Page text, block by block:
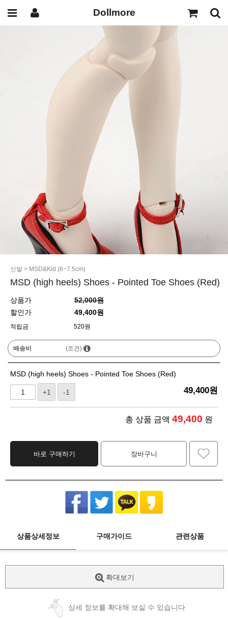
Dollmore
신발 > MSD&Kid (6~7.5cm)
MSD (high heels) Shoes - Pointed Toe Shoes (Red)
상품가
52,000원
할인가
49,400원
적립금 520원
배송비 (조건)
MSD (high heels) Shoes - Pointed Toe Shoes (Red)
+1 -1 49,400원
총 상품 금액 49,400 원
바로 구매하기 장바구니
상품상세정보 구매가이드 관련상품
확대보기
상세 정보를 확대해 보실 수 있습니다